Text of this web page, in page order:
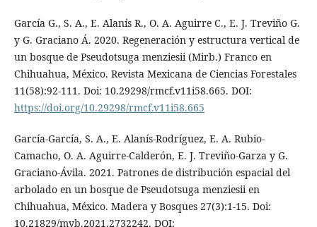
García G., S. A., E. Alanís R., O. A. Aguirre C., E. J. Treviño G.
y G. Graciano Á. 2020. Regeneración y estructura vertical de
un bosque de Pseudotsuga menziesii (Mirb.) Franco en
Chihuahua, México. Revista Mexicana de Ciencias Forestales
11(58):92-111. Doi: 10.29298/rmcf.v11i58.665. DOI:
https://doi.org/10.29298/rmcf.v11i58.665
García-García, S. A., E. Alanís-Rodríguez, E. A. Rubio-
Camacho, O. A. Aguirre-Calderón, E. J. Treviño-Garza y G.
Graciano-Ávila. 2021. Patrones de distribución espacial del
arbolado en un bosque de Pseudotsuga menziesii en
Chihuahua, México. Madera y Bosques 27(3):1-15. Doi:
10.21829/myb.2021.2732242. DOI: